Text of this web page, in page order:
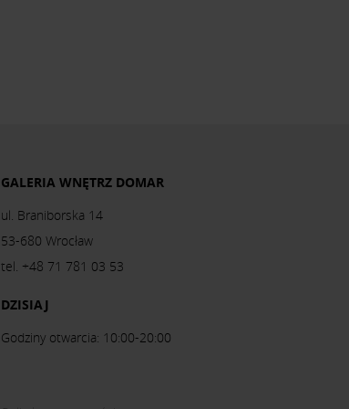
GALERIA WNĘTRZ DOMAR
ul. Braniborska 14
53-680 Wrocław
tel. +48 71 781 03 53
DZISIAJ
Godziny otwarcia: 10:00-20:00